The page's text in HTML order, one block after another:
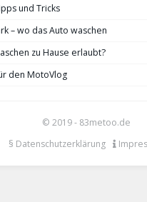
und Tricks
– wo das Auto waschen
zu Hause erlaubt?
den MotoVlog
© 2019 - 83metoo.de
§ Datenschutzerklärung